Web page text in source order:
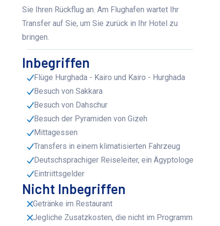
Sie Ihren Rückflug an. Am Flughafen wartet Ihr
Transfer auf Sie, um Sie zurück in Ihr Hotel zu
bringen.
Inbegriffen
Flüge Hurghada - Kairo und Kairo - Hurghada
Besuch von Sakkara
Besuch von Dahschur
Besuch der Pyramiden von Gizeh
Mittagessen
Transfers in einem klimatisierten Fahrzeug
Deutschsprachiger Reiseleiter, ein Ägyptologe
Eintriittsgelder
Nicht Inbegriffen
Getränke im Restaurant
Jegliche Zusatzkosten, die nicht im Programm